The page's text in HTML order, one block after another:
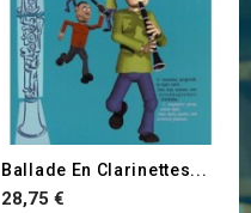
Ballade En Clarinettes...
Prix
28,75 €